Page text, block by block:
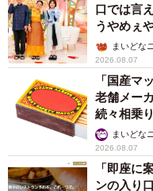
口では言
うやめぇ
ん】まいどな
2026.08.07
「国産マ
老舗メー
続々相乗
まいどな
2026.08.07
「即座に
ンの入り